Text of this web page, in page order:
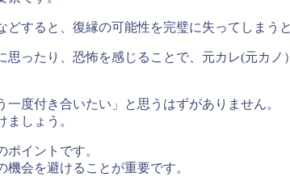
すると、復縁の可能性を完璧に失ってしまう
ったり、恐怖を感じることで、元カレ(元カノ
度付き合いたい」と思うはずがありません。
しょう。
イントです。
会を避けることが重要です。